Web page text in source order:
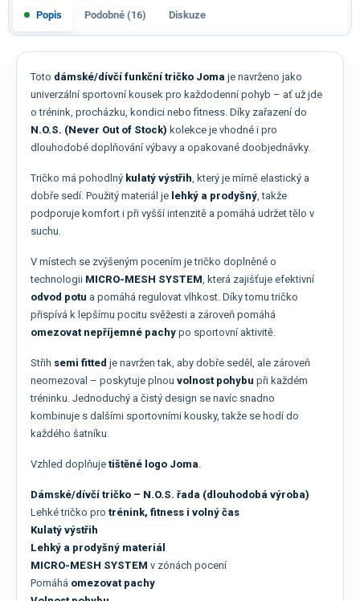
Popis Podobné (16) Diskuze
Toto dámské/dívčí funkční tričko Joma je navrženo jako
univerzální sportovní kousek pro každodenní pohyb – ať už jde
o trénink, procházku, kondici nebo fitness. Díky zařazení do
N.O.S. (Never Out of Stock) kolekce je vhodné i pro
dlouhodobé doplňování výbavy a opakované doobjednávky.
Tričko má pohodlný kulatý výstřih, který je mírně elastický a
dobře sedí. Použitý materiál je lehký a prodyšný, takže
podporuje komfort i při vyšší intenzitě a pomáhá udržet tělo v
suchu.
V místech se zvýšeným pocením je tričko doplněné o
technologii MICRO-MESH SYSTEM, která zajišťuje efektivní
odvod potu a pomáhá regulovat vlhkost. Díky tomu tričko
přispívá k lepšímu pocitu svěžesti a zároveň pomáhá
omezovat nepříjemné pachy po sportovní aktivitě.
Střih semi fitted je navržen tak, aby dobře seděl, ale zároveň
neomezoval – poskytuje plnou volnost pohybu při každém
tréninku. Jednoduchý a čistý design se navíc snadno
kombinuje s dalšími sportovními kousky, takže se hodí do
každého šatníku.
Vzhled doplňuje tištěné logo Joma.
Dámské/dívčí tričko – N.O.S. řada (dlouhodobá výroba)
Lehké tričko pro trénink, fitness i volný čas
Kulatý výstřih
Lehký a prodyšný materiál
MICRO-MESH SYSTEM v zónách pocení
Pomáhá omezovat pachy